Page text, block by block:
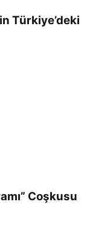
Türkiye’deki
Coşkusu